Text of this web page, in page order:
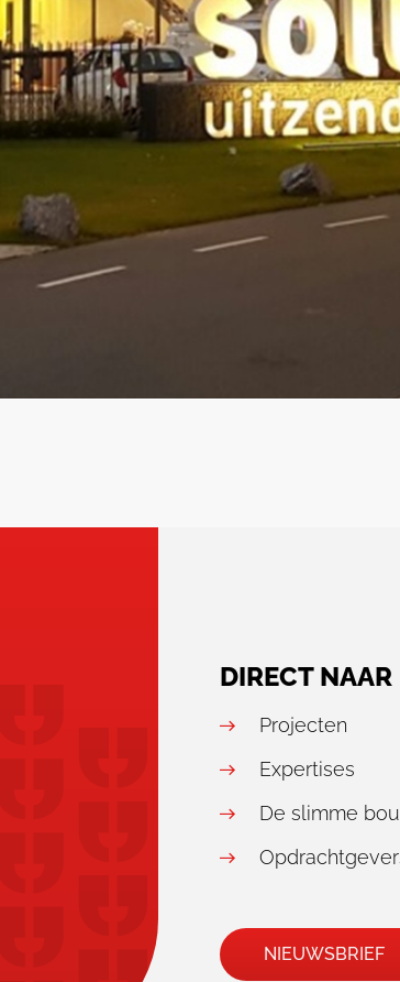
DIRECT NAAR
Projecten
Expertises
De slimme
NIEUWSBRIEF